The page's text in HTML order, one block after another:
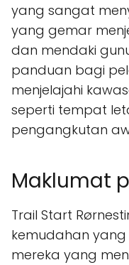
yang sangat
yang gemar
dan mendaki
panduan bagi
menjelajahi
seperti tempat
pengangkutan
Maklumat
Trail Start
kemudahan
mereka yang